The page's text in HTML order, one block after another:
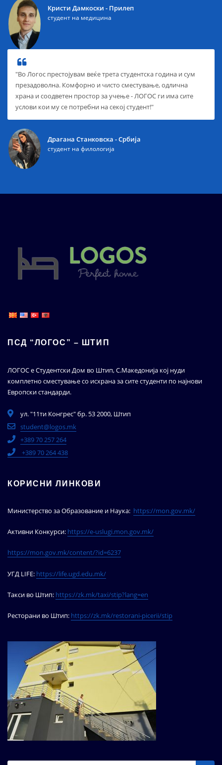
Кристи Дамкоски - Прилеп
студент на медицина
"Во Логос престојувам веќе трета студентска година и сум
презадоволна. Комфорно и чисто сместување, одлична
храна и соодветен простор за учење - ЛОГОС ги има сите
услови кои му се потребни на секој студент!"
Драгана Станковска - Србија
студент на филологија
ПСД “ЛОГОС” – ШТИП
ЛОГОС е Студентски Дом во Штип, С.Македонија кој нуди
комплетно сместување со исхрана за сите студенти по најнови
Европски стандарди.
ул. "11ти Конгрес" бр. 53 2000, Штип
student@logos.mk
+389 70 257 264
+389 70 264 438
КОРИСНИ ЛИНКОВИ
Министерство за Образование и Наука: https://mon.gov.mk/
Активни Конкурси: https://e-uslugi.mon.gov.mk/
https://mon.gov.mk/content/?id=6237
УГД LIFE: https://life.ugd.edu.mk/
Такси во Штип: https://zk.mk/taxi/stip?lang=en
Ресторани во Штип: https://zk.mk/restorani-picerii/stip